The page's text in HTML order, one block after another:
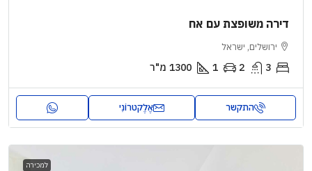
דירה משופצת עם אח
ירושלים, ישראל
3
2
1
1300 מ"ר
התקשר אֶלֶקטרוֹנִי
למכירה